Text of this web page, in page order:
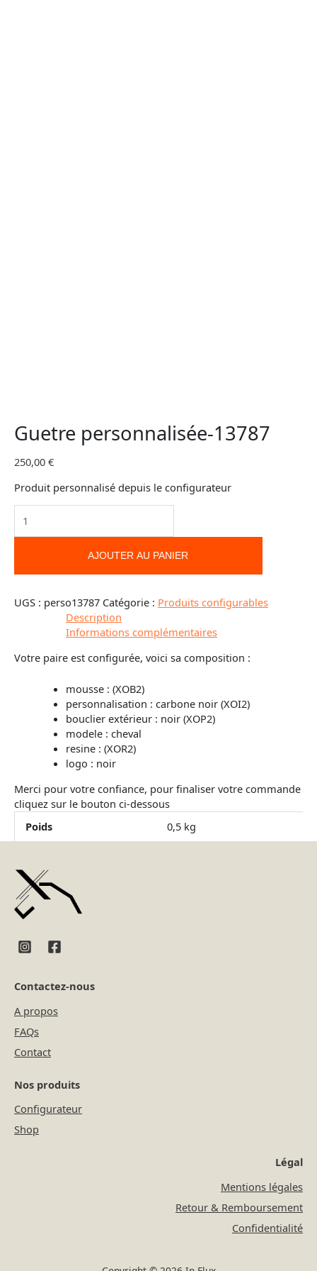
Guetre personnalisée-13787
250,00 €
Produit personnalisé depuis le configurateur
AJOUTER AU PANIER
UGS : perso13787 Catégorie : Produits configurables
Description
Informations complémentaires
Votre paire est configurée, voici sa composition :
mousse : (XOB2)
personnalisation : carbone noir (XOI2)
bouclier extérieur : noir (XOP2)
modele : cheval
resine : (XOR2)
logo : noir
Merci pour votre confiance, pour finaliser votre commande
cliquez sur le bouton ci-dessous
Poids
0,5 kg
Contactez-nous
A propos
FAQs
Contact
Nos produits
Configurateur
Shop
Légal
Mentions légales
Retour & Remboursement
Confidentialité